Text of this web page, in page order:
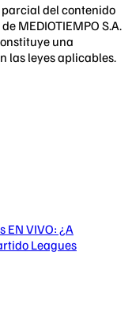
del contenido
MEDIOTIEMPO S.A.
una
las leyes aplicables.
EN VIVO: ¿A
Leagues